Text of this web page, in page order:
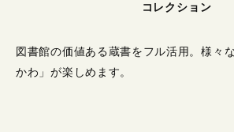
コレクション
図書館の価値ある蔵書をフル活用。様々
かわ」が楽しめます。